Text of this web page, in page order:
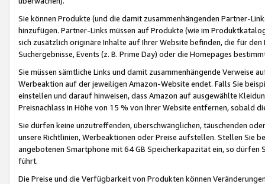
Sie können Produkte (und die damit zusammenhängenden Partner-
hinzufügen. Partner-Links müssen auf Produkte (wie im
sich zusätzlich originäre Inhalte auf Ihrer Website befinden, die für
Suchergebnisse, Events (z. B. Prime Day) oder die Homepages
Sie müssen sämtliche Links und damit zusammenhängende
Werbeaktion auf der jeweiligen Amazon-Website endet. Falls Sie
einstellen und darauf hinweisen, dass Amazon auf ausgewählte
Preisnachlass in Höhe von 15 % von Ihrer Website entfernen, sobald
Sie dürfen keine unzutreffenden, überschwänglichen, täuschenden
unsere Richtlinien, Werbeaktionen oder Preise aufstellen. Stellen Sie
angebotenen Smartphone mit 64 GB Speicherkapazität ein, so dürfen
führt.
Die Preise und die Verfügbarkeit von Produkten können